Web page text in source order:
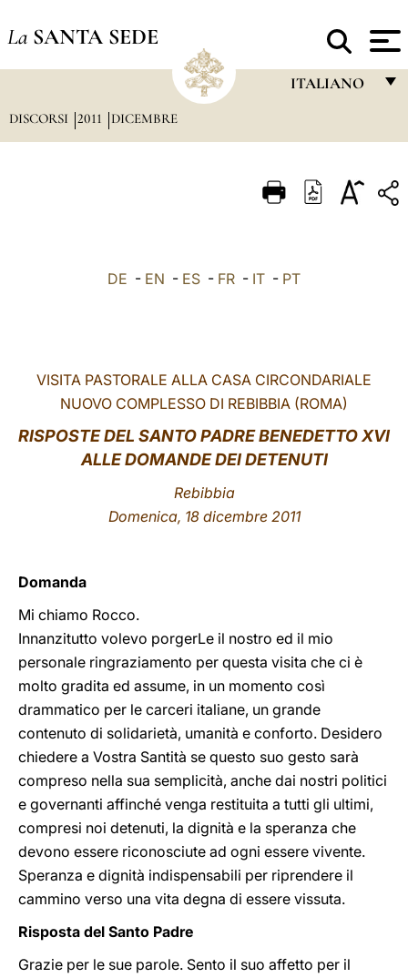
La SANTA SEDE
ITALIANO
ITALIANO
中文
LATINE
DISCORSI 2011 DICEMBRE
DE - EN - ES - FR - IT - PT
VISITA PASTORALE ALLA CASA CIRCONDARIALE
NUOVO COMPLESSO DI REBIBBIA (ROMA)
RISPOSTE DEL SANTO PADRE BENEDETTO XVI
ALLE DOMANDE DEI DETENUTI
Rebibbia
Domenica, 18 dicembre 2011
Domanda
Mi chiamo Rocco.
Innanzitutto volevo porgerLe il nostro ed il mio
personale ringraziamento per questa visita che ci è
molto gradita ed assume, in un momento così
drammatico per le carceri italiane, un grande
contenuto di solidarietà, umanità e conforto. Desidero
chiedere a Vostra Santità se questo suo gesto sarà
compreso nella sua semplicità, anche dai nostri politici
e governanti affinché venga restituita a tutti gli ultimi,
compresi noi detenuti, la dignità e la speranza che
devono essere riconosciute ad ogni essere vivente.
Speranza e dignità indispensabili per riprendere il
cammino verso una vita degna di essere vissuta.
Risposta del Santo Padre
Grazie per le sue parole. Sento il suo affetto per il